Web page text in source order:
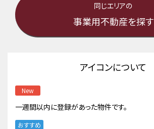
同じエリアの
事業用不動産を探す
アイコンについて
New
一週間以内に登録があった物件です。
おすすめ